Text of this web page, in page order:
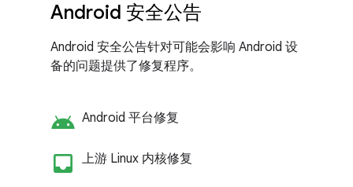
Android 安全公告
Android 安全公告针对可能会影响 Android 设
备的问题提供了修复程序。
android Android 平台修复
inbox_customize
上游 Linux 内核修复